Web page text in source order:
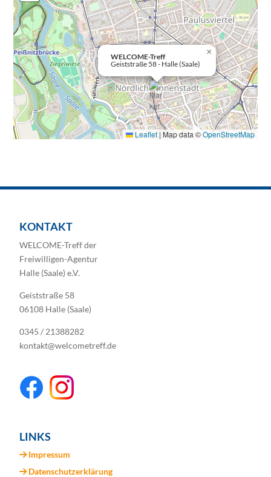
WELCOME-Treff
Geiststraße 58 - Halle (Saale)
×
Leaflet | Map data ©OpenStreetMap
KONTAKT
WELCOME-Treff der
Freiwilligen-Agentur
Halle (Saale) e.V.
Geiststraße 58
06108 Halle (Saale)
0345 / 21388282
kontakt@welcometreff.de
LINKS
Impressum
Datenschutzerklärung